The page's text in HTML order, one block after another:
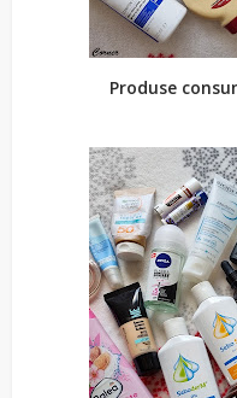
Produse